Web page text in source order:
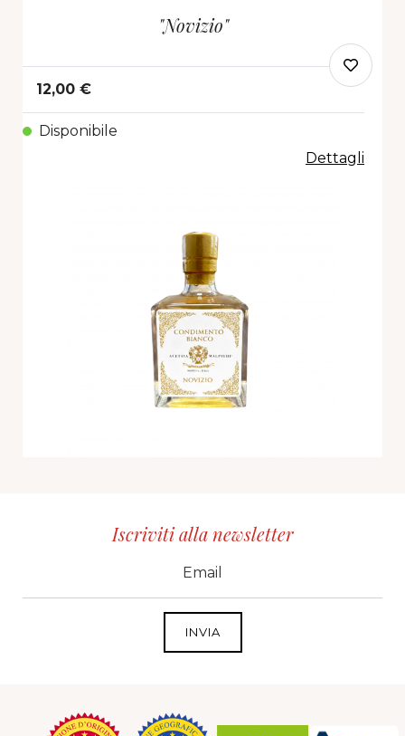
"Novizio"
12,00 €
Disponibile
Dettagli
Iscriviti alla newsletter